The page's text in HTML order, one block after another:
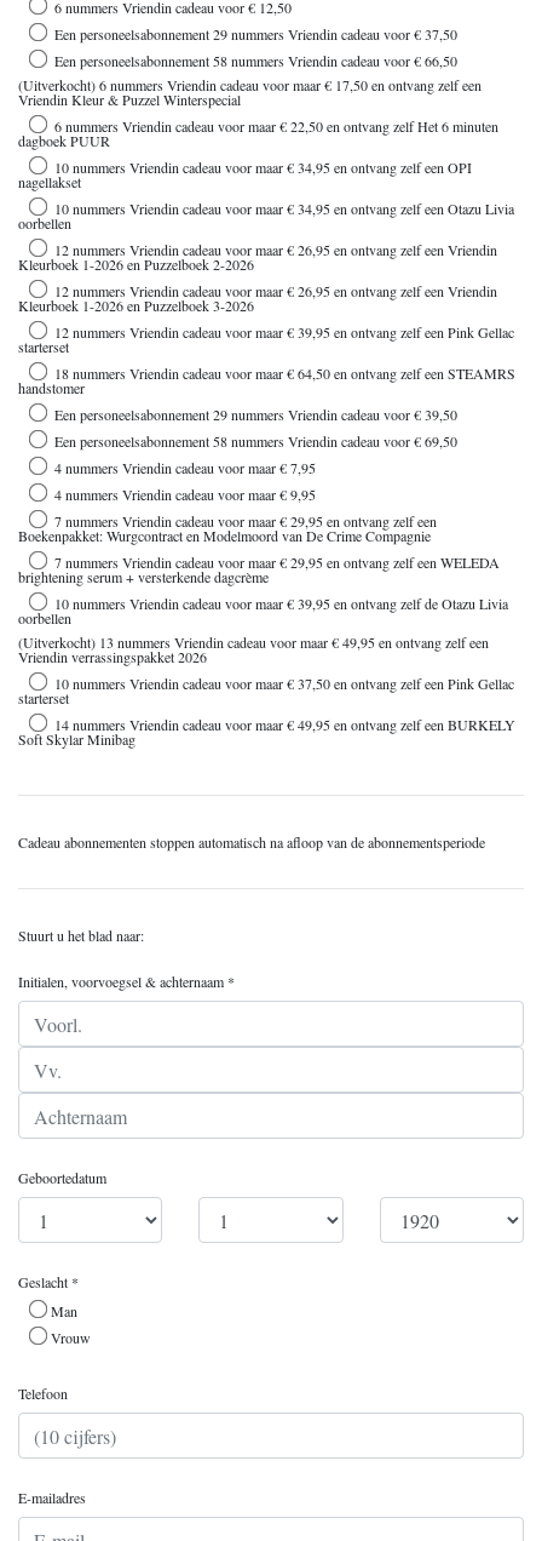
6 nummers Vriendin cadeau voor € 12,50
Een personeelsabonnement 29 nummers Vriendin cadeau voor € 37,50
Een personeelsabonnement 58 nummers Vriendin cadeau voor € 66,50
(Uitverkocht) 6 nummers Vriendin cadeau voor maar € 17,50 en ontvang zelf een
Vriendin Kleur & Puzzel Winterspecial
6 nummers Vriendin cadeau voor maar € 22,50 en ontvang zelf Het 6 minuten
dagboek PUUR
10 nummers Vriendin cadeau voor maar € 34,95 en ontvang zelf een OPI
nagellakset
10 nummers Vriendin cadeau voor maar € 34,95 en ontvang zelf een Otazu Livia
oorbellen
12 nummers Vriendin cadeau voor maar € 26,95 en ontvang zelf een Vriendin
Kleurboek 1-2026 en Puzzelboek 2-2026
12 nummers Vriendin cadeau voor maar € 26,95 en ontvang zelf een Vriendin
Kleurboek 1-2026 en Puzzelboek 3-2026
12 nummers Vriendin cadeau voor maar € 39,95 en ontvang zelf een Pink Gellac
starterset
18 nummers Vriendin cadeau voor maar € 64,50 en ontvang zelf een STEAMRS
handstomer
Een personeelsabonnement 29 nummers Vriendin cadeau voor € 39,50
Een personeelsabonnement 58 nummers Vriendin cadeau voor € 69,50
4 nummers Vriendin cadeau voor maar € 7,95
4 nummers Vriendin cadeau voor maar € 9,95
7 nummers Vriendin cadeau voor maar € 29,95 en ontvang zelf een
Boekenpakket: Wurgcontract en Modelmoord van De Crime Compagnie
7 nummers Vriendin cadeau voor maar € 29,95 en ontvang zelf een WELEDA
brightening serum + versterkende dagcrème
10 nummers Vriendin cadeau voor maar € 39,95 en ontvang zelf de Otazu Livia
oorbellen
(Uitverkocht) 13 nummers Vriendin cadeau voor maar € 49,95 en ontvang zelf een
Vriendin verrassingspakket 2026
10 nummers Vriendin cadeau voor maar € 37,50 en ontvang zelf een Pink Gellac
starterset
14 nummers Vriendin cadeau voor maar € 49,95 en ontvang zelf een BURKELY
Soft Skylar Minibag
Cadeau abonnementen stoppen automatisch na afloop van de abonnementsperiode
Stuurt u het blad naar:
Initialen, voorvoegsel & achternaam *
Geboortedatum
Geslacht *
Man
Vrouw
Telefoon
E-mailadres